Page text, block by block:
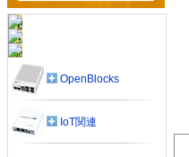
OpenBlocks
IoT関連